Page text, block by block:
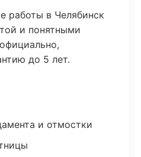
работы в Челябинск
и понятными
до 5 лет.
и отмостки